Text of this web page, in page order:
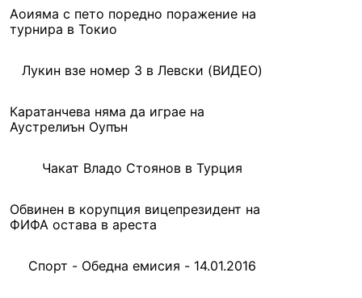
Аоияма с пето поредно поражение на
турнира в Токио
Лукин взе номер 3 в Левски (ВИДЕО)
Каратанчева няма да играе на
Аустрелиън Оупън
Чакат Владо Стоянов в Турция
Обвинен в корупция вицепрезидент на
ФИФА остава в ареста
Спорт - Обедна емисия - 14.01.2016